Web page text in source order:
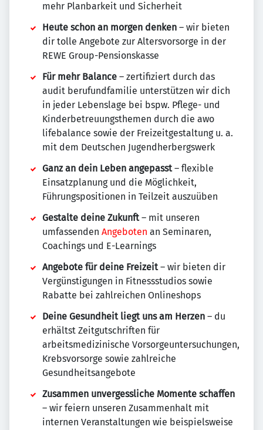
mehr Planbarkeit und Sicherheit
Heute schon an morgen denken – wir bieten
dir tolle Angebote zur Altersvorsorge in der
REWE Group-Pensionskasse
Für mehr Balance – zertifiziert durch das
audit berufundfamilie unterstützen wir dich
in jeder Lebenslage bei bspw. Pflege- und
Kinderbetreuungsthemen durch die awo
lifebalance sowie der Freizeitgestaltung u. a.
mit dem Deutschen Jugendherbergswerk
Ganz an dein Leben angepasst– flexible
Einsatzplanung und die Möglichkeit,
Führungspositionen in Teilzeit auszuüben
Gestalte deine Zukunft– mit unseren
umfassenden Angeboten an Seminaren,
Coachings und E-Learnings
Angebote für deine Freizeit– wir bieten dir
Vergünstigungen in Fitnessstudios sowie
Rabatte bei zahlreichen Onlineshops
Deine Gesundheit liegt uns am Herzen – du
erhältst Zeitgutschriften für
arbeitsmedizinische Vorsorgeuntersuchungen,
Krebsvorsorge sowie zahlreiche
Gesundheitsangebote
Zusammen unvergessliche Momente schaffen
– wir feiern unseren Zusammenhalt mit
internen Veranstaltungen wie beispielsweise